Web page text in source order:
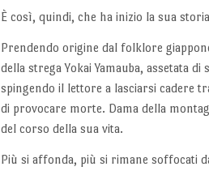
È così, quindi, che ha inizio la sua
Prendendo origine dal folklore
della strega Yokai Yamauba, assetata
spingendo il lettore a lasciarsi cadere
di provocare morte. Dama della
del corso della sua vita.
Più si affonda, più si rimane soffocati